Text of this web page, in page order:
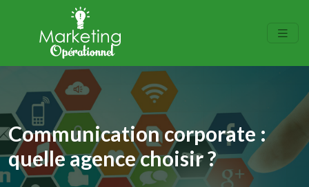
Communication corporate :
quelle agence choisir ?